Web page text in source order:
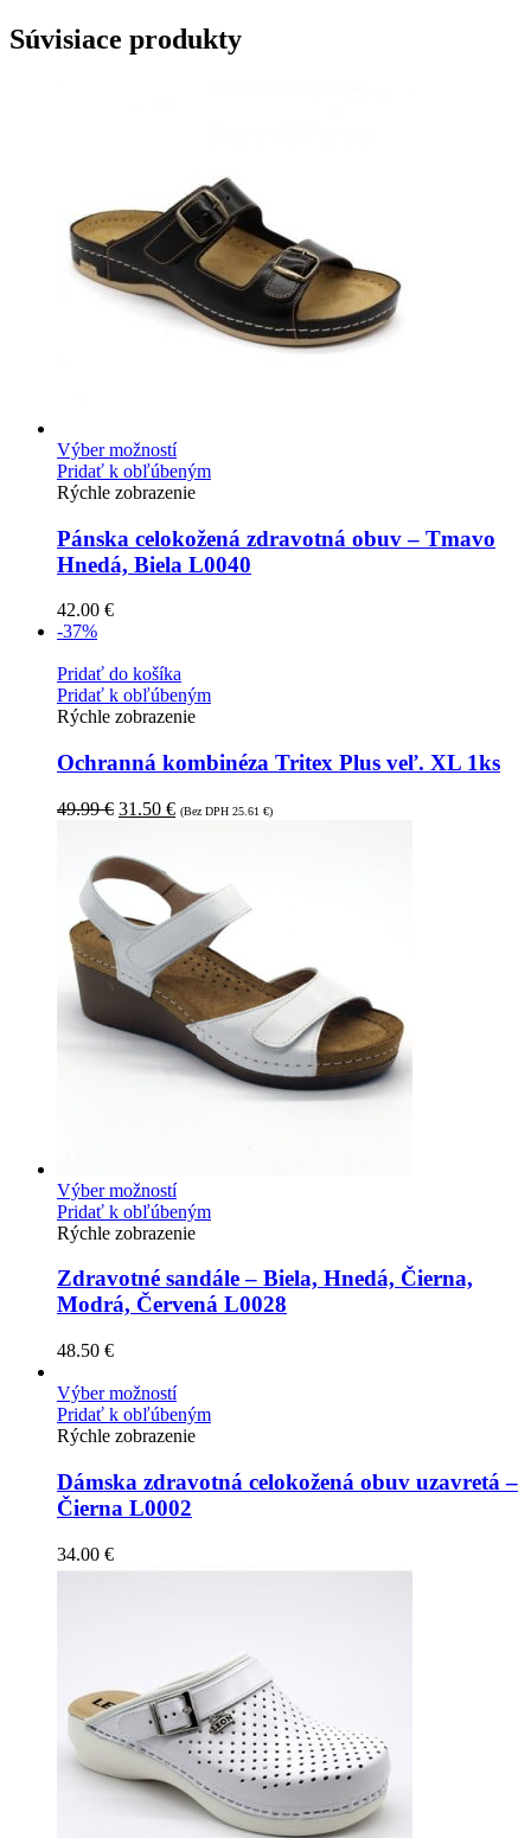
Súvisiace produkty
Výber možností
Pridať k obľúbeným
Rýchle zobrazenie
Pánska celokožená zdravotná obuv – Tmavo
Hnedá, Biela L0040
42.00 €
-37%
Pridať do košíka
Pridať k obľúbeným
Rýchle zobrazenie
Ochranná kombinéza Tritex Plus veľ. XL 1ks
49.99€ 31.50 € (Bez DPH 25.61 €)
Výber možností
Pridať k obľúbeným
Rýchle zobrazenie
Zdravotné sandále – Biela, Hnedá, Čierna,
Modrá, Červená L0028
48.50 €
Výber možností
Pridať k obľúbeným
Rýchle zobrazenie
Dámska zdravotná celokožená obuv uzavretá –
Čierna L0002
34.00 €